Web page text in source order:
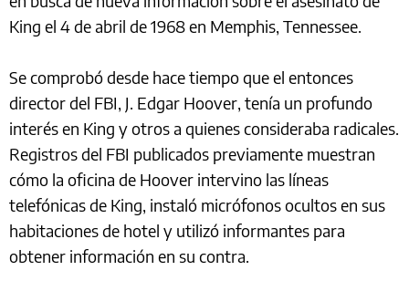
King el 4 de abril de 1968 en Memphis, Tennessee.
Se comprobó desde hace tiempo que el entonces
director del FBI, J. Edgar Hoover, tenía un profundo
interés en King y otros a quienes consideraba radicales.
Registros del FBI publicados previamente muestran
cómo la oficina de Hoover intervino las líneas
telefónicas de King, instaló micrófonos ocultos en sus
habitaciones de hotel y utilizó informantes para
obtener información en su contra.